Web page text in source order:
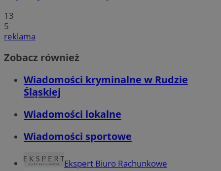
13
5
reklama
Zobacz również
Wiadomości kryminalne w Rudzie
Śląskiej
Wiadomości lokalne
Wiadomości sportowe
Ekspert Biuro Rachunkowe